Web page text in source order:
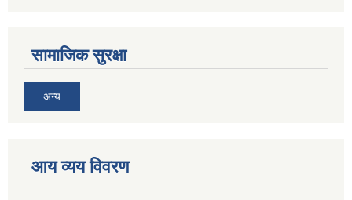
सामाजिक सुरक्षा
अन्य
आय व्यय विवरण